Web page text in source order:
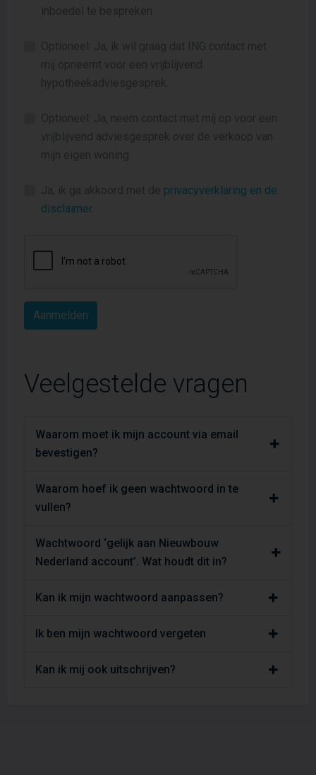
inboedel te bespreken
Optioneel: Ja, ik wil graag dat ING contact met
mij opneemt voor een vrijblijvend
hypotheekadviesgesprek.
Optioneel: Ja, neem contact met mij op voor een
vrijblijvend adviesgesprek over de verkoop van
mijn eigen woning.
Ja, ik ga akkoord met de privacyverklaring en de
disclaimer.
Veelgestelde vragen
Waarom moet ik mijn account via email
bevestigen?
Waarom hoef ik geen wachtwoord in te
vullen?
Wachtwoord ‘gelijk aan Nieuwbouw
Nederland account’. Wat houdt dit in?
Kan ik mijn wachtwoord aanpassen?
Ik ben mijn wachtwoord vergeten
Kan ik mij ook uitschrijven?